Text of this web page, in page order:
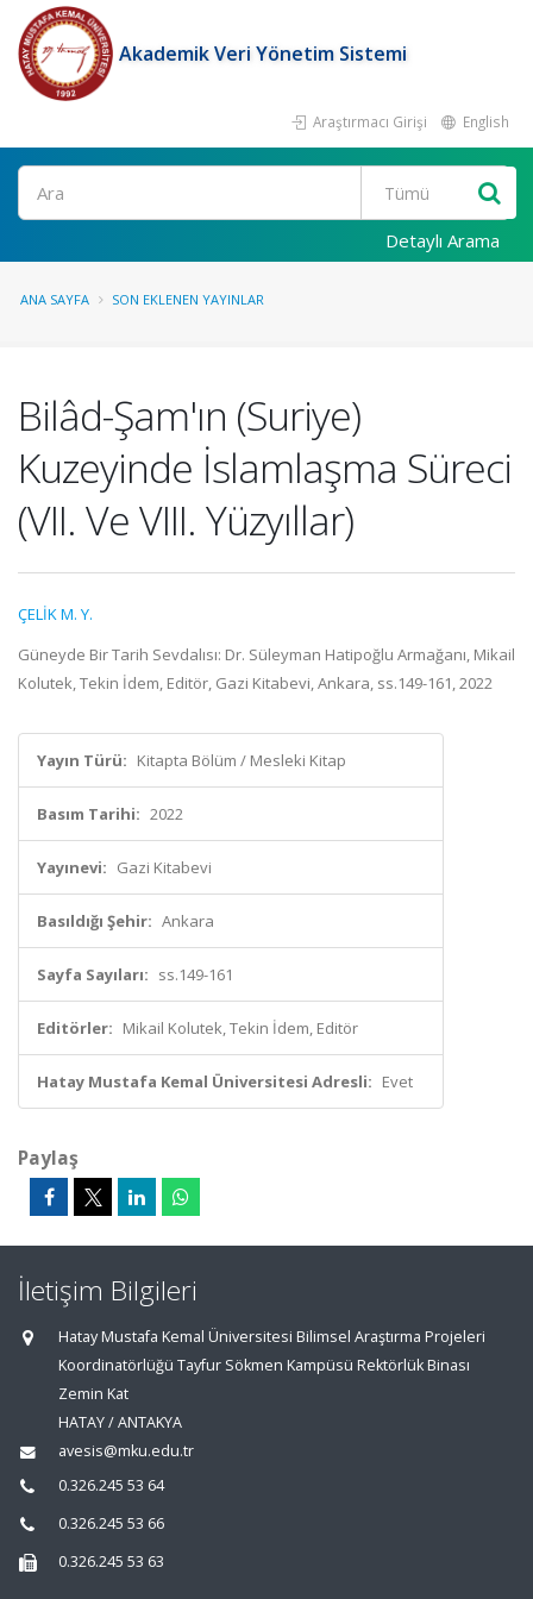
Akademik Veri Yönetim Sistemi
Araştırmacı Girişi English
Ara
Detaylı Arama
ANA SAYFA SON EKLENEN YAYINLAR
Bilâd-Şam'ın (Suriye)
Kuzeyinde İslamlaşma Süreci
(VII. Ve VIII. Yüzyıllar)
ÇELİK M. Y.
Güneyde Bir Tarih Sevdalısı: Dr. Süleyman Hatipoğlu Armağanı, Mikail
Kolutek, Tekin İdem, Editör, Gazi Kitabevi, Ankara, ss.149-161, 2022
Yayın Türü: Kitapta Bölüm / Mesleki Kitap
Basım Tarihi: 2022
Yayınevi: Gazi Kitabevi
Basıldığı Şehir: Ankara
Sayfa Sayıları: ss.149-161
Editörler: Mikail Kolutek, Tekin İdem, Editör
Hatay Mustafa Kemal Üniversitesi Adresli: Evet
Paylaş
İletişim Bilgileri
Hatay Mustafa Kemal Üniversitesi Bilimsel Araştırma Projeleri
Koordinatörlüğü Tayfur Sökmen Kampüsü Rektörlük Binası
Zemin Kat
HATAY / ANTAKYA
avesis@mku.edu.tr
0.326.245 53 64
0.326.245 53 66
0.326.245 53 63